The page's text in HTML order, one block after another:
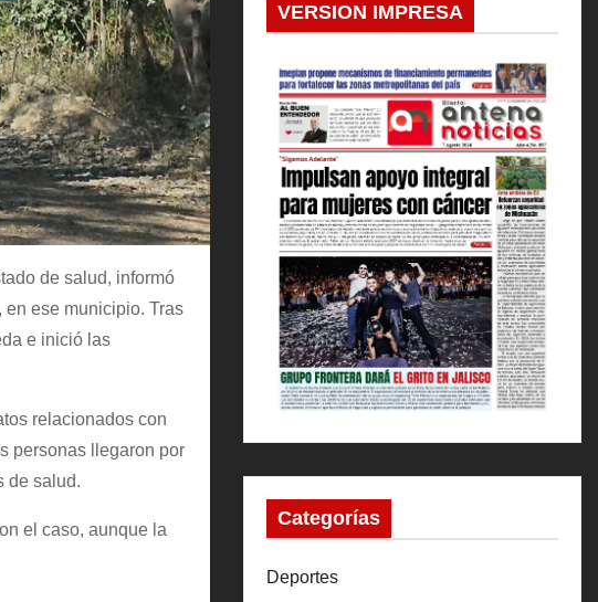
de salud, informó
ese municipio. Tras
e inició las
relacionados con
personas llegaron por
de salud.
el caso, aunque la
VERSION IMPRESA
Categorías
Deportes